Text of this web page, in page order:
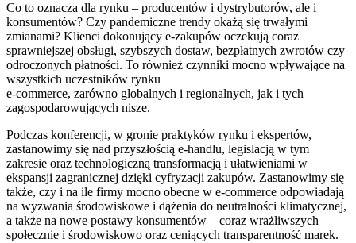
Co to oznacza dla rynku – producentów i dystrybutorów, ale i
konsumentów? Czy pandemiczne trendy okażą się trwałymi
zmianami? Klienci dokonujący e-zakupów oczekują coraz
sprawniejszej obsługi, szybszych dostaw, bezpłatnych zwrotów czy
odroczonych płatności. To również czynniki mocno wpływające na
wszystkich uczestników rynku
e-commerce, zarówno globalnych i regionalnych, jak i tych
zagospodarowujących nisze.
Podczas konferencji, w gronie praktyków rynku i ekspertów,
zastanowimy się nad przyszłością e-handlu, legislacją w tym
zakresie oraz technologiczną transformacją i ułatwieniami w
ekspansji zagranicznej dzięki cyfryzacji zakupów. Zastanowimy się
także, czy i na ile firmy mocno obecne w e-commerce odpowiadają
na wyzwania środowiskowe i dążenia do neutralności klimatycznej,
a także na nowe postawy konsumentów – coraz wrażliwszych
społecznie i środowiskowo oraz ceniących transparentność marek.